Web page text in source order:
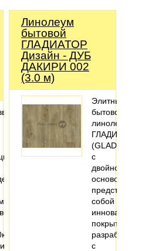
Линолеум
бытовой
ГЛАДИАТОР
Дизайн - ДУБ
ДАКИРИ 002
(3.0 м)
Элитный
бытовой
линолеум
ГЛАДИАТОР
(GLADIATOR)
с
двойной
основой
представляет
собой
инновационное
покрытие,
разработанное
с